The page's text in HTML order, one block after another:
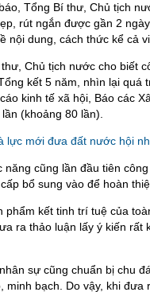
Tổng Bí thư, Chủ tịch
rút ngắn được gần 2
nội dung, cách thức kể cả
Chủ tịch nước cho biết
kết 5 năm, nhìn lại
kinh tế xã hội, Báo các
(khoảng 80 lần).
lực mới đưa đất nước hội
cũng lần đầu tiên
bổ sung vào để hoàn
phẩm kết tinh trí tuệ của
ra thảo luận lấy ý kiến
sự cũng chuẩn bị chu
minh bạch. Do vậy, khi